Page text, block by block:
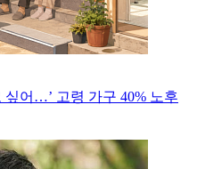
싶어…’ 고령 가구 40% 노후